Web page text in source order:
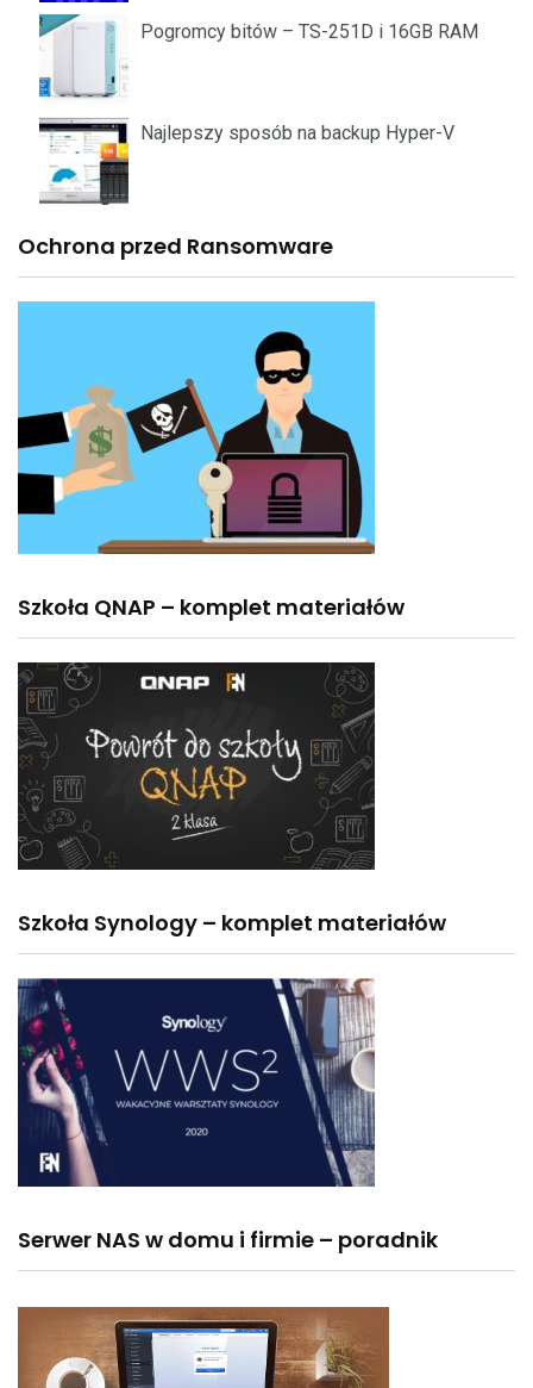
Pogromcy bitów – TS-251D i 16GB RAM
Najlepszy sposób na backup Hyper-V
Ochrona przed Ransomware
Szkoła QNAP – komplet materiałów
Szkoła Synology – komplet materiałów
Serwer NAS w domu i firmie – poradnik